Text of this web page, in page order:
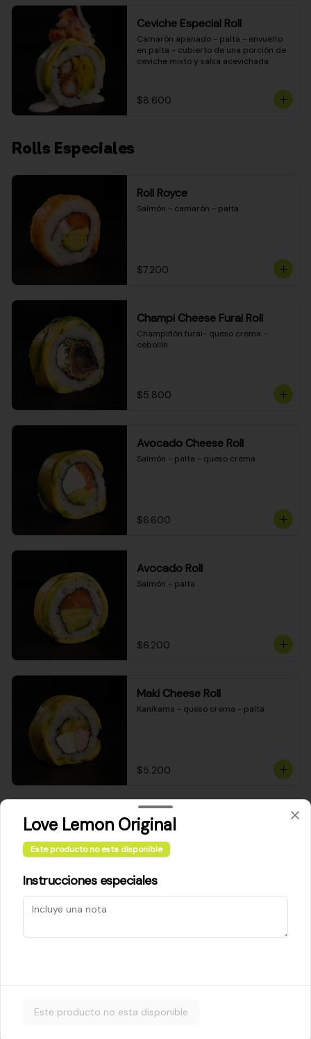
Ceviche Especial Roll
Camarón apanado - palta - envuelto
en palta - cubierto de una porción de
ceviche mixto y salsa acevichada
$8.600
Rolls Especiales
Roll Royce
Salmón - camarón - palta
$7.200
Champi Cheese Furai Roll
Champiñón furai- queso crema -
cebollín
$5.800
Avocado Cheese Roll
Salmón - palta - queso crema
$6.600
Avocado Roll
Salmón - palta
$6.200
Maki Cheese Roll
Kanikama - queso crema - palta
$5.200
Cheese Roll
Queso crema - palta - cebollín
$5.200
$5.800
Love Lemon Original
Este producto no esta disponible
Instrucciones especiales
Este producto no esta disponible